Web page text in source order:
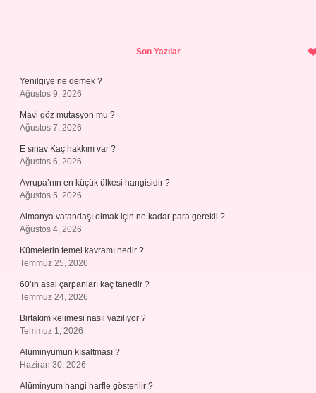
Son Yazılar
Yenilgiye ne demek ?
Ağustos 9, 2026
Mavi göz mutasyon mu ?
Ağustos 7, 2026
E sınav Kaç hakkım var ?
Ağustos 6, 2026
Avrupa’nın en küçük ülkesi hangisidir ?
Ağustos 5, 2026
Almanya vatandaşı olmak için ne kadar para gerekli ?
Ağustos 4, 2026
Kümelerin temel kavramı nedir ?
Temmuz 25, 2026
60’ın asal çarpanları kaç tanedir ?
Temmuz 24, 2026
Birtakım kelimesi nasıl yazılıyor ?
Temmuz 1, 2026
Alüminyumun kısaltması ?
Haziran 30, 2026
Alüminyum hangi harfle gösterilir ?